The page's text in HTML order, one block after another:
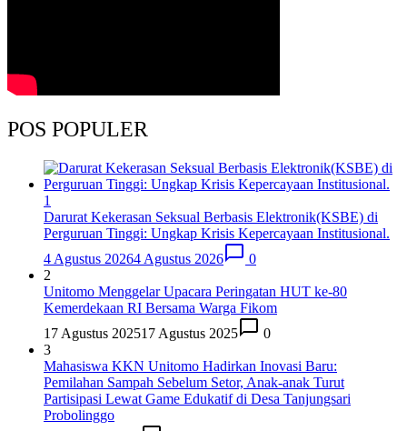
POS POPULER
1
Darurat Kekerasan Seksual Berbasis Elektronik(KSBE) di
Perguruan Tinggi: Ungkap Krisis Kepercayaan Institusional.
4 Agustus 20264 Agustus 2026
0
2
Unitomo Menggelar Upacara Peringatan HUT ke-80
Kemerdekaan RI Bersama Warga Fikom
17 Agustus 202517 Agustus 2025
0
3
Mahasiswa KKN Unitomo Hadirkan Inovasi Baru:
Pemilahan Sampah Sebelum Setor, Anak-anak Turut
Partisipasi Lewat Game Edukatif di Desa Tanjungsari
Probolinggo